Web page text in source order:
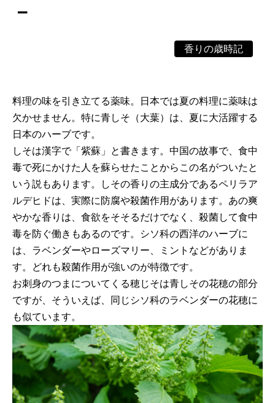
－
香りの歳時記
料理の味を引き立てる薬味。日本では夏の料理に薬味は
欠かせません。特に青しそ（大葉）は、夏に大活躍する
日本のハーブです。
しそは漢字で「紫蘇」と書きます。中国の故事で、食中
毒で死にかけた人を蘇らせたことからこの名がついたと
いう説もあります。しその香りの主成分であるペリラア
ルデヒドは、実際に防腐や殺菌作用があります。あの爽
やかな香りは、食欲をそそるだけでなく、殺菌して食中
毒を防ぐ働きもあるのです。シソ科の西洋のハーブに
は、ラベンダーやローズマリー、ミントなどがありま
す。どれも殺菌作用が強いのが特徴です。
お刺身のつまについてくる穂じそは青しその花穂の部分
ですが、そういえば、同じシソ科のラベンダーの花穂に
も似ています。